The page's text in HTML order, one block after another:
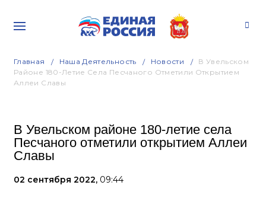
Главная Наша Деятельность Новости
В Увельском
Районе 180-Летие Села Песчаного Отметили Открытием
Аллеи Славы
В Увельском районе 180-летие села
Песчаного отметили открытием Аллеи
Славы
02 сентября 2022, 09:44